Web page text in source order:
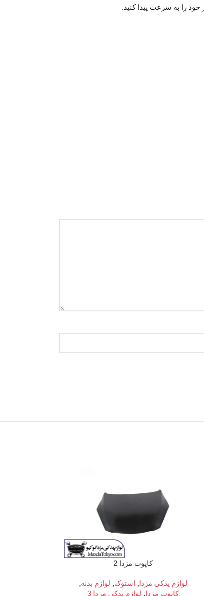
را به سرعت پیدا کنید.
کاپوت مزدا 2
لوازم یدکی مزدا, استوک, لوازم بدنه,
کاپوت مزدا, لوازم یدکی مزدا 3